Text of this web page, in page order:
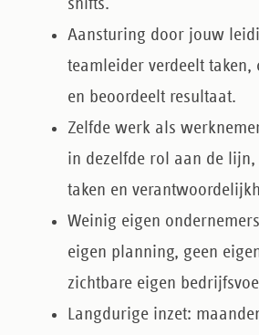
shifts.
Aansturing door jouw
teamleider verdeelt taken,
en beoordeelt resultaat.
Zelfde werk als
in dezelfde rol aan de lijn,
taken en
Weinig eigen
eigen planning, geen
zichtbare eigen
Langdurige inzet: